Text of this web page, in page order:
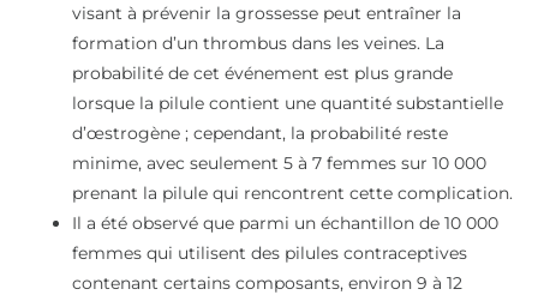
visant à prévenir la grossesse peut entraîner la
formation d’un thrombus dans les veines. La
probabilité de cet événement est plus grande
lorsque la pilule contient une quantité substantielle
d’œstrogène ; cependant, la probabilité reste
minime, avec seulement 5 à 7 femmes sur 10 000
prenant la pilule qui rencontrent cette complication.
Il a été observé que parmi un échantillon de 10 000
femmes qui utilisent des pilules contraceptives
contenant certains composants, environ 9 à 12